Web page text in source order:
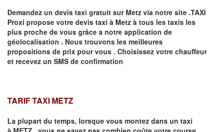
Demandez un devis taxi gratuit sur Metz via notre site .TAXI
Proxi propose votre devis taxi à Metz à tous les taxis les
plus proche de vous grâce a notre application de
géolocalisation . Nous trouvons les meilleures
propositions de prix pour vous . Choisissez votre chauffeur
et recevez un SMS de confirmation
TARIF TAXI METZ
La plupart du temps, lorsque vous montez dans un taxi